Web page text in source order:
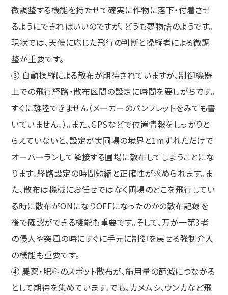
微調整する機能を持たせて確実に作物に落下・付着させ
るようにできればいいのですが、どうも夢物語のようです。
現状では、天候に応じた飛行の判断と操縦者による微調
整が重要です。
③ 自動操縦による散布が期待されていますが、制御機器
上での飛行経路・散布区間の設定に時間を要しがちです。
すぐに離陸できません（メーカーのパンフレットをみても書
いていません。）。また、GPSなどで位置情報をしっかりと
らえていないと、設定が実圃場の境界と1mずれただけで
オーバーランして隣接する圃場に散布してしまうことにな
ります。経路設定の時間短縮と正確性が求められます。ま
た、散布は機械にお任せではなく圃場のどこを飛行してい
る時に散布がONになりOFFになったのかの散布記録を
後で確認ができる機能も重要です。そして、万が一第3者
の侵入や突風の時にすぐに手元に制御を戻せる強制介入
の機能も重要です。
④ 農薬・肥料のスポット散布が、施用量の節減につながる
として期待を集めています。でも、カメムシ、ウンカなど飛